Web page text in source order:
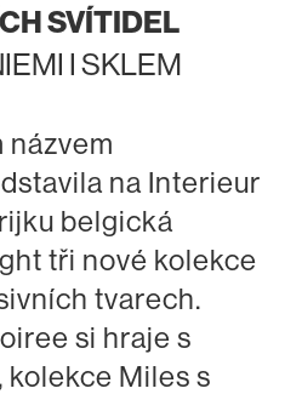
SVÍTIDEL
I SKLEM
názvem
na Interieur
belgická
tři nové kolekce
tvarech.
si hraje s
Miles s